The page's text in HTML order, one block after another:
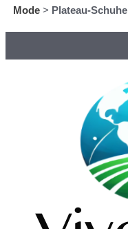
Mode> Plateau-